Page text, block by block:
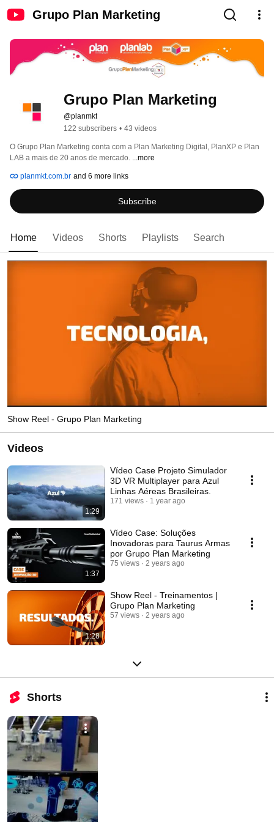
Grupo Plan Marketing
Grupo Plan Marketing
@planmkt
122 subscribers • 43 videos
O Grupo Plan Marketing conta com a Plan Marketing Digital, PlanXP e Plan
LAB a mais de 20 anos de mercado. ...more
planmkt.com.br and 6 more links
Subscribe
Home Videos Shorts Playlists Search
Show Reel - Grupo Plan Marketing
Videos
1:29
Vídeo Case Projeto Simulador
3D VR Multiplayer para Azul
Linhas Aéreas Brasileiras.
171 views 1 year ago
1:37
Vídeo Case: Soluções
Inovadoras para Taurus Armas
por Grupo Plan Marketing
75 views 2 years ago
1:28
Show Reel - Treinamentos |
Grupo Plan Marketing
57 views 2 years ago
Shorts